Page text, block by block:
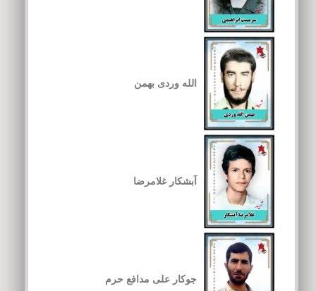
الله وردی بهمن
آبشکار غلامرضا
جوکار علی مدافع حرم